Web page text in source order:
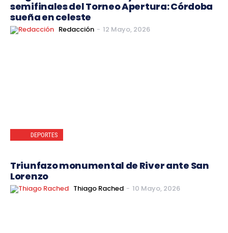
semifinales del Torneo Apertura: Córdoba
sueña en celeste
Redacción - 12 Mayo, 2026
DEPORTES
Triunfazo monumental de River ante San
Lorenzo
Thiago Rached - 10 Mayo, 2026